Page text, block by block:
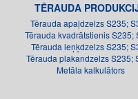
TĒRAUDA
Tērauda apaļdzelzs S235;
Tērauda kvadrātstienis S235;
Tērauda leņķdzelzs S235;
Tērauda plakandzelzs S235;
Metāla kalkulātors